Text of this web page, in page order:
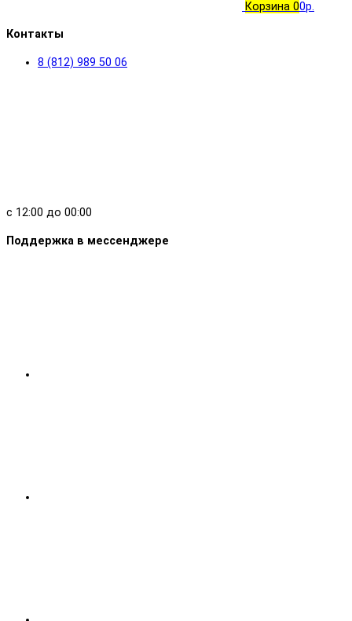
Корзина 00р.
Контакты
8 (812) 989 50 06
с 12:00 до 00:00
Поддержка в мессенджере